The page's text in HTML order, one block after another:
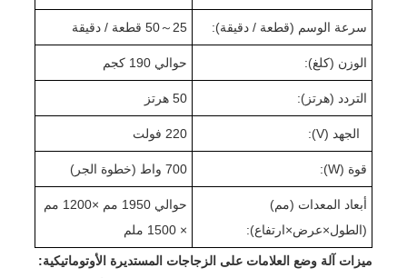
سرعة الوسم (قطعة / دقيقة): 25
～
50 قطعة / دقيقة
الوزن (كلغ): حوالي 1 90 كجم
التردد (هرتز): 50 هرتز
الجهد (V): 220 فولت
قوة (W): 700 واط ( خطوة الجر )
أبعاد المعدات (مم)
(الطول×عرض×ارتفاع):
حوالي 1 950 مم × 1 20
0 مم
× 1
500 ملم
ميزات آلة وضع العلامات على الزجاجات المستديرة الأوتوماتيكية: